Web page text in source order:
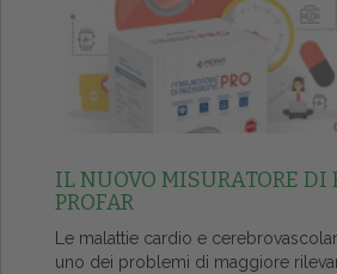
IL NUOVO MISURATORE DI
PROFAR
Le malattie cardio e
uno dei problemi di maggiore